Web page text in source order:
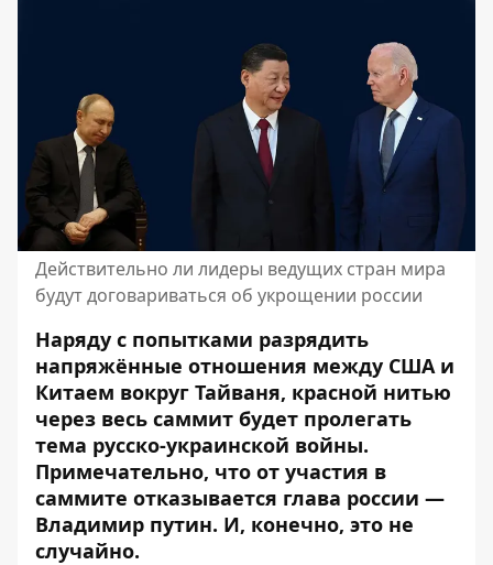
Действительно ли лидеры ведущих стран мира
будут договариваться об укрощении россии
Наряду с попытками разрядить
напряжённые отношения между США и
Китаем вокруг Тайваня, красной нитью
через весь саммит будет пролегать
тема русско-украинской войны.
Примечательно, что от участия в
саммите отказывается глава россии —
Владимир путин. И, конечно, это не
случайно.